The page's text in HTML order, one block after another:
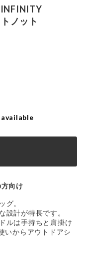
ノット
向け
グ。
設計が特長です。
ルは手持ちと肩掛け
いからアウトドアシ